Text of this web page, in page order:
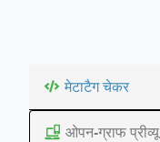
मेटाटैग चेकर
ओपन-ग्राफ प्रीव्यू